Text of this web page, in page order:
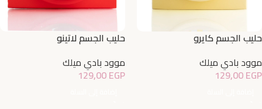
حليب الجسم كايرو
موود بادي ميلك
129,00EGP
حليب الجسم لاتينو
موود بادي ميلك
129,00EGP